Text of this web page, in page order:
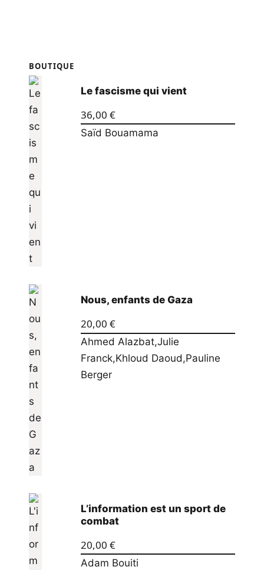
BOUTIQUE
Le fascisme qui vient
36,00 €
Saïd Bouamama
Nous, enfants de Gaza
20,00 €
Ahmed Alazbat,Julie
Franck,Khloud Daoud,Pauline
Berger
L’information est un sport de
combat
20,00 €
Adam Bouiti